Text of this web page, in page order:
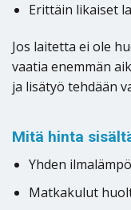
Erittäin likaiset
Jos laitetta ei ole
vaatia enemmän
ja lisätyö tehdään
Mitä hinta
Yhden
Matkakulut